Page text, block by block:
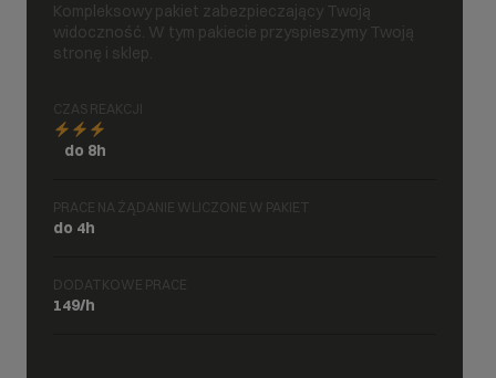
Kompleksowy pakiet zabezpieczający Twoją
widoczność. W tym pakiecie przyspieszymy Twoją
stronę i sklep.
CZAS REAKCJI
do 8h
PRACE NA ŻĄDANIE WLICZONE W PAKIET
do 4h
DODATKOWE PRACE
149/h